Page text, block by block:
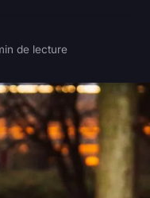
de lecture